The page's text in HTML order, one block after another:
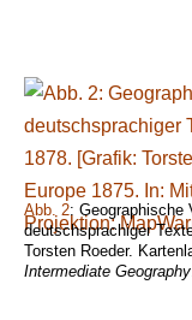
Abb. 2: Geographische
deutschsprachiger
Torsten Roeder.
Intermediate Geography